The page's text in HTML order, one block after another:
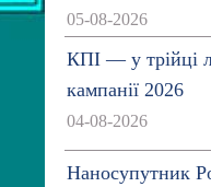
05-08-2026
КПІ — у трійці
кампанії 2026
04-08-2026
Наносупутник